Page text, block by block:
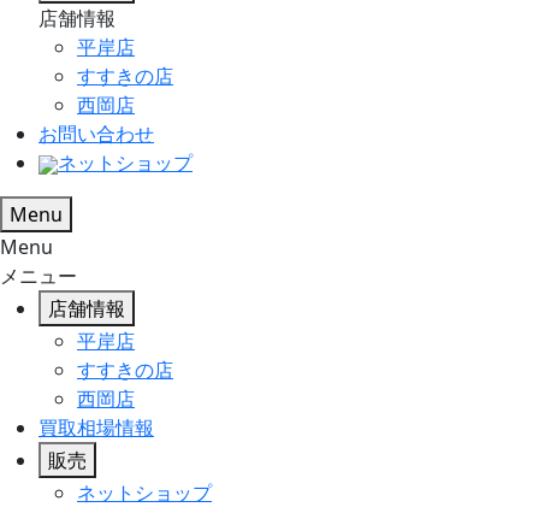
店舗情報
平岸店
すすきの店
西岡店
お問い合わせ
ネットショップ
Menu
Menu
メニュー
店舗情報
平岸店
すすきの店
西岡店
買取相場情報
販売
ネットショップ